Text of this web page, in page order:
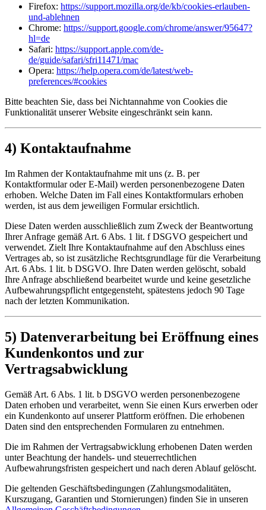
Firefox: https://support.mozilla.org/de/kb/cookies-erlauben-
und-ablehnen
Chrome: https://support.google.com/chrome/answer/95647?
hl=de
Safari: https://support.apple.com/de-
de/guide/safari/sfri11471/mac
Opera: https://help.opera.com/de/latest/web-
preferences/#cookies
Bitte beachten Sie, dass bei Nichtannahme von Cookies die
Funktionalität unserer Website eingeschränkt sein kann.
4) Kontaktaufnahme
Im Rahmen der Kontaktaufnahme mit uns (z. B. per
Kontaktformular oder E-Mail) werden personenbezogene Daten
erhoben. Welche Daten im Fall eines Kontaktformulars erhoben
werden, ist aus dem jeweiligen Formular ersichtlich.
Diese Daten werden ausschließlich zum Zweck der Beantwortung
Ihrer Anfrage gemäß Art. 6 Abs. 1 lit. f DSGVO gespeichert und
verwendet. Zielt Ihre Kontaktaufnahme auf den Abschluss eines
Vertrages ab, so ist zusätzliche Rechtsgrundlage für die Verarbeitung
Art. 6 Abs. 1 lit. b DSGVO. Ihre Daten werden gelöscht, sobald
Ihre Anfrage abschließend bearbeitet wurde und keine gesetzliche
Aufbewahrungspflicht entgegensteht, spätestens jedoch 90 Tage
nach der letzten Kommunikation.
5) Datenverarbeitung bei Eröffnung eines
Kundenkontos und zur
Vertragsabwicklung
Gemäß Art. 6 Abs. 1 lit. b DSGVO werden personenbezogene
Daten erhoben und verarbeitet, wenn Sie einen Kurs erwerben oder
ein Kundenkonto auf unserer Plattform eröffnen. Die erhobenen
Daten sind den entsprechenden Formularen zu entnehmen.
Die im Rahmen der Vertragsabwicklung erhobenen Daten werden
unter Beachtung der handels- und steuerrechtlichen
Aufbewahrungsfristen gespeichert und nach deren Ablauf gelöscht.
Die geltenden Geschäftsbedingungen (Zahlungsmodalitäten,
Kurszugang, Garantien und Stornierungen) finden Sie in unseren